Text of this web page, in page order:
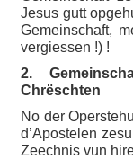
Jesus gutt
Gemeinschaft,
vergiessen !) !
2.
Chrëschten
No der
d’Apostelen
Zeechnis vun